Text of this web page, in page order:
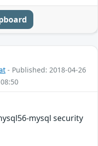
- Published: 2018-04-26
mysql security